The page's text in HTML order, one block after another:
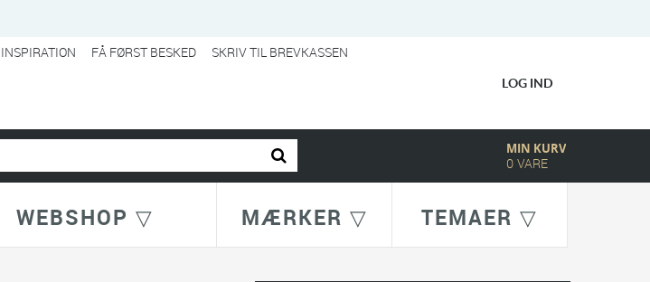
FÅ FØRST BESKED
SKRIV TIL BREVKASSEN
LOG IND
MIN KURV
0 VARE
WEBSHOP ▽ MÆRKER ▽ TEMAER ▽